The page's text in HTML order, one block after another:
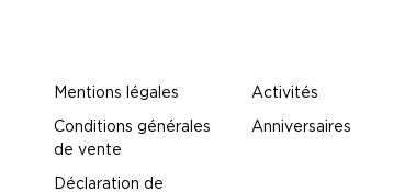
Mentions légales
Conditions générales
de vente
Déclaration de
Activités
Anniversaires